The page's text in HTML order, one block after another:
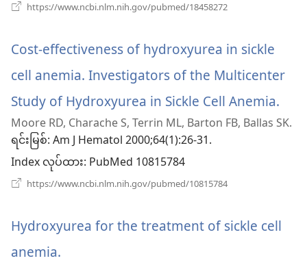
https://www.ncbi.nlm.nih.gov/pubmed/18458272
င့်
နေ
ပါ
တယ်)
Cost-effectiveness of hydroxyurea in sickle
cell anemia. Investigators of the Multicenter
Study of Hydroxyurea in Sickle Cell Anemia.
အ
ပါ
Moore RD, Charache S, Terrin ML, Barton FB, Ballas SK.
ရင်းမြစ်‎: Am J Hematol 2000;64(1):26-31.
Index လုပ်ထား‎: PubMed 10815784
https://www.ncbi.nlm.nih.gov/pubmed/10815784
င့်
နေ
Hydroxyurea for the treatment of sickle cell
anemia.